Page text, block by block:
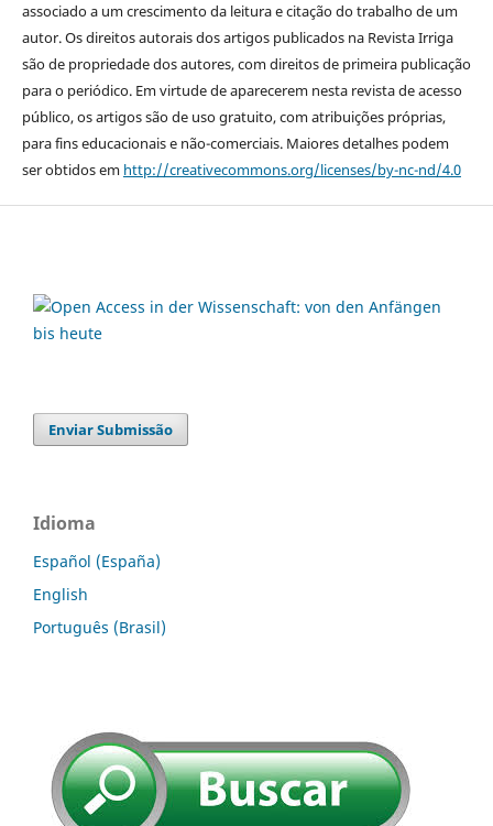
associado a um crescimento da leitura e citação do trabalho de um
autor. Os direitos autorais dos artigos publicados na Revista Irriga
são de propriedade dos autores, com direitos de primeira publicação
para o periódico. Em virtude de aparecerem nesta revista de acesso
público, os artigos são de uso gratuito, com atribuições próprias,
para fins educacionais e não-comerciais. Maiores detalhes podem
ser obtidos em http://creativecommons.org/licenses/by-nc-nd/4.0
Enviar Submissão
Idioma
Español (España)
English
Português (Brasil)